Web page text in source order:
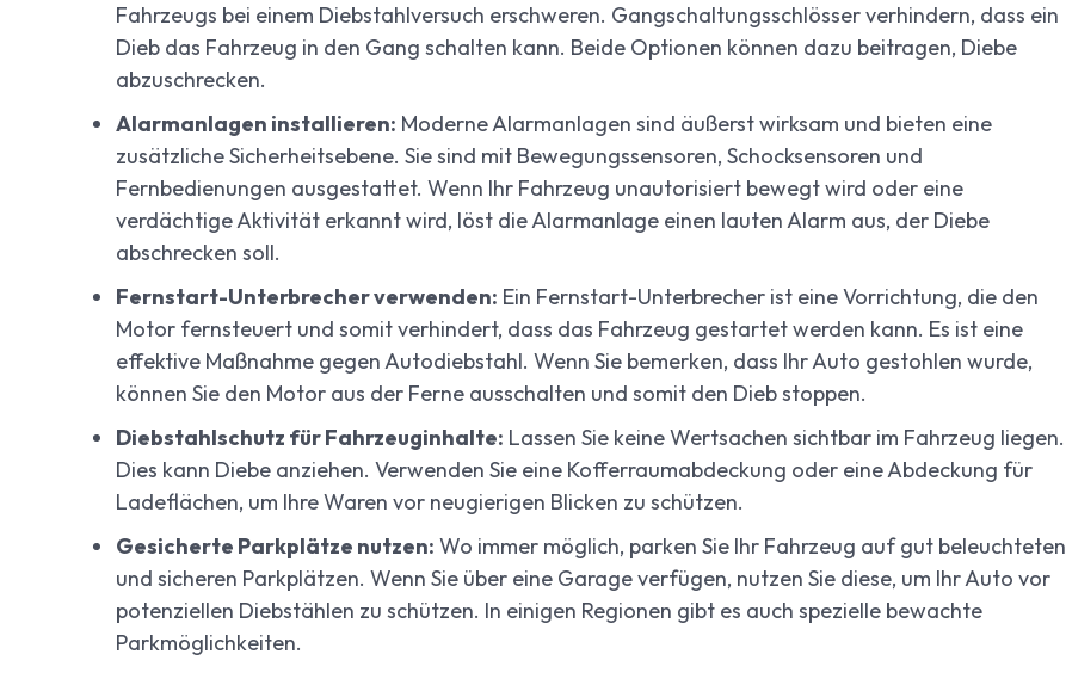
Fahrzeugs bei einem Diebstahlversuch erschweren. Gangschaltungsschlösser verhindern, dass ein
Dieb das Fahrzeug in den Gang schalten kann. Beide Optionen können dazu beitragen, Diebe
abzuschrecken.
Alarmanlagen installieren: Moderne Alarmanlagen sind äußerst wirksam und bieten eine
zusätzliche Sicherheitsebene. Sie sind mit Bewegungssensoren, Schocksensoren und
Fernbedienungen ausgestattet. Wenn Ihr Fahrzeug unautorisiert bewegt wird oder eine
verdächtige Aktivität erkannt wird, löst die Alarmanlage einen lauten Alarm aus, der Diebe
abschrecken soll.
Fernstart-Unterbrecher verwenden: Ein Fernstart-Unterbrecher ist eine Vorrichtung, die den
Motor fernsteuert und somit verhindert, dass das Fahrzeug gestartet werden kann. Es ist eine
effektive Maßnahme gegen Autodiebstahl. Wenn Sie bemerken, dass Ihr Auto gestohlen wurde,
können Sie den Motor aus der Ferne ausschalten und somit den Dieb stoppen.
Diebstahlschutz für Fahrzeuginhalte: Lassen Sie keine Wertsachen sichtbar im Fahrzeug liegen.
Dies kann Diebe anziehen. Verwenden Sie eine Kofferraumabdeckung oder eine Abdeckung für
Ladeflächen, um Ihre Waren vor neugierigen Blicken zu schützen.
Gesicherte Parkplätze nutzen: Wo immer möglich, parken Sie Ihr Fahrzeug auf gut beleuchteten
und sicheren Parkplätzen. Wenn Sie über eine Garage verfügen, nutzen Sie diese, um Ihr Auto vor
potenziellen Diebstählen zu schützen. In einigen Regionen gibt es auch spezielle bewachte
Parkmöglichkeiten.